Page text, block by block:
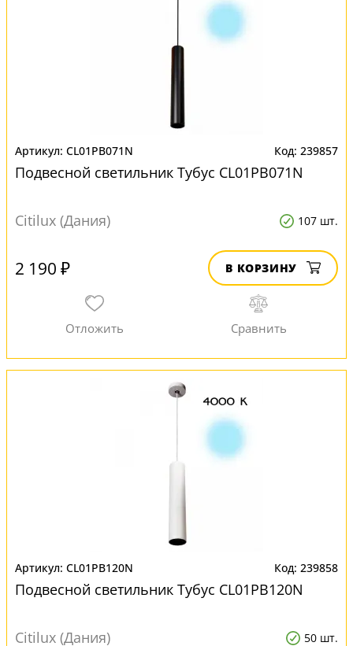
CL01PB071N 239857
Подвесной светильник Тубус CL01PB071N
Citilux (Дания) 107 шт.
2 190 ₽ В КОРЗИНУ
CL01PB120N 239858
Подвесной светильник Тубус CL01PB120N
Citilux (Дания) 50 шт.